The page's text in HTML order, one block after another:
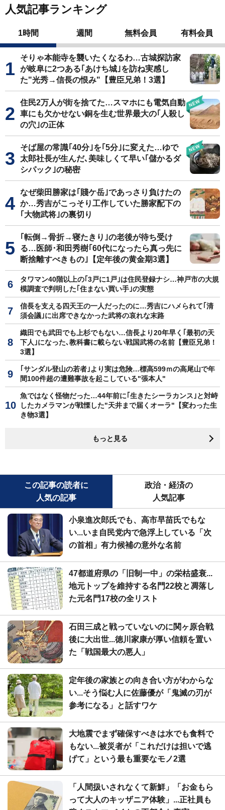
人気記事ランキング
1時間 週間 無料会員 有料会員
そりゃ本能寺を襲いたくなるわ…古城探訪家
が岐阜に2つある｢あけち城｣を訪ね実感し
た"光秀→信長の恨み"【豊臣兄弟！3選】
住民2万人が街を捨てた…スマホにも電気自動
車にも欠かせない銅を生む世界最大の｢人殺し
の穴｣の正体
そば屋の常識｢40分｣を｢5分｣に変えた…ゆで
太郎社長が生んだ､美味しくて早い｢儲かるダ
シパック｣の秘密
なぜ柴田勝家は｢賤ケ岳｣であっさり負けたの
か…秀吉がこっそり工作していた勝家配下の
｢大物武将｣の裏切り
｢転倒→骨折→寝たきり｣の老後が待ち受け
る…医師･和田秀樹｢60代になったら真っ先に
断捨離すべきもの｣【定年後の黄金期3選】
タワマン40階以上の｢3戸に1戸｣は住民登録ナシ…神戸市の大規
模調査で判明した｢住まない買い手｣の実態
信長を支える四天王の一人だったのに…秀吉にハメられて｢清
須会議｣に出席できなかった武将の哀れな末路
織田でも武田でも上杉でもない…信長より20年早く｢最初の天
下人｣になった､教科書に載らない戦国武将の名前【豊臣兄弟！
3選】
｢サンダル登山の若者｣より実は危険…標高599ｍの高尾山で年
間100件超の遭難事故を起こしている"張本人"
魚ではなく怪物だった…44年前に｢生きたシーラカンス｣と対峙
したカメラマンが戦慄した"天井まで届くオーラ"【変わった生
き物3選】
もっと見る
この記事の読者に
人気の記事
政治・経済の
人気記事
小泉進次郎氏でも、高市早苗氏でもな
い...いま自民党内で急浮上している「次
の首相」有力候補の意外な名前
47都道府県の「旧制一中」の栄枯盛衰...
地元トップを維持する名門22校と凋落し
た元名門17校の全リスト
石田三成と戦っていないのに関ヶ原合戦
後に大出世...徳川家康が厚い信頼を置い
た「戦国最大の悪人」
定年後の家族との向き合い方がわからな
い...そう悩む人に佐藤優が「鬼滅の刃が
参考になる」と話すワケ
大地震でまず確保すべきは水でも食料で
もない...被災者が「これだけは担いで逃
げて」という最も重要なモノ2選
「人間扱いされなくて新鮮」「お金もら
って大人のキッザニア体験」...正社員も